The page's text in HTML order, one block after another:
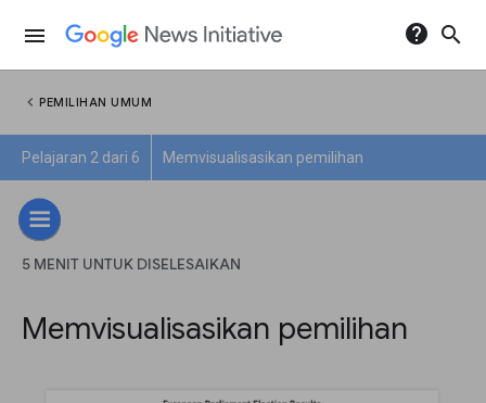
menu help search
chevron_left PEMILIHAN UMUM
Pelajaran 2 dari 6 Memvisualisasikan pemilihan
5 MENIT UNTUK DISELESAIKAN
Memvisualisasikan pemilihan